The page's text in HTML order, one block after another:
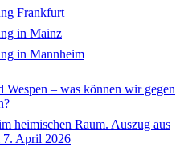
Frankfurt
in Mainz
in Mannheim
Wespen – was können wir gegen
heimischen Raum. Auszug aus
7. April 2026